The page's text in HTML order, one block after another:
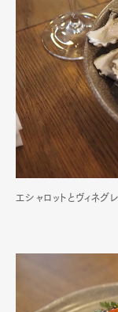
エシャロットとヴィネグ